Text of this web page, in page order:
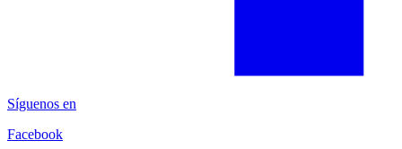
Síguenos en
Facebook